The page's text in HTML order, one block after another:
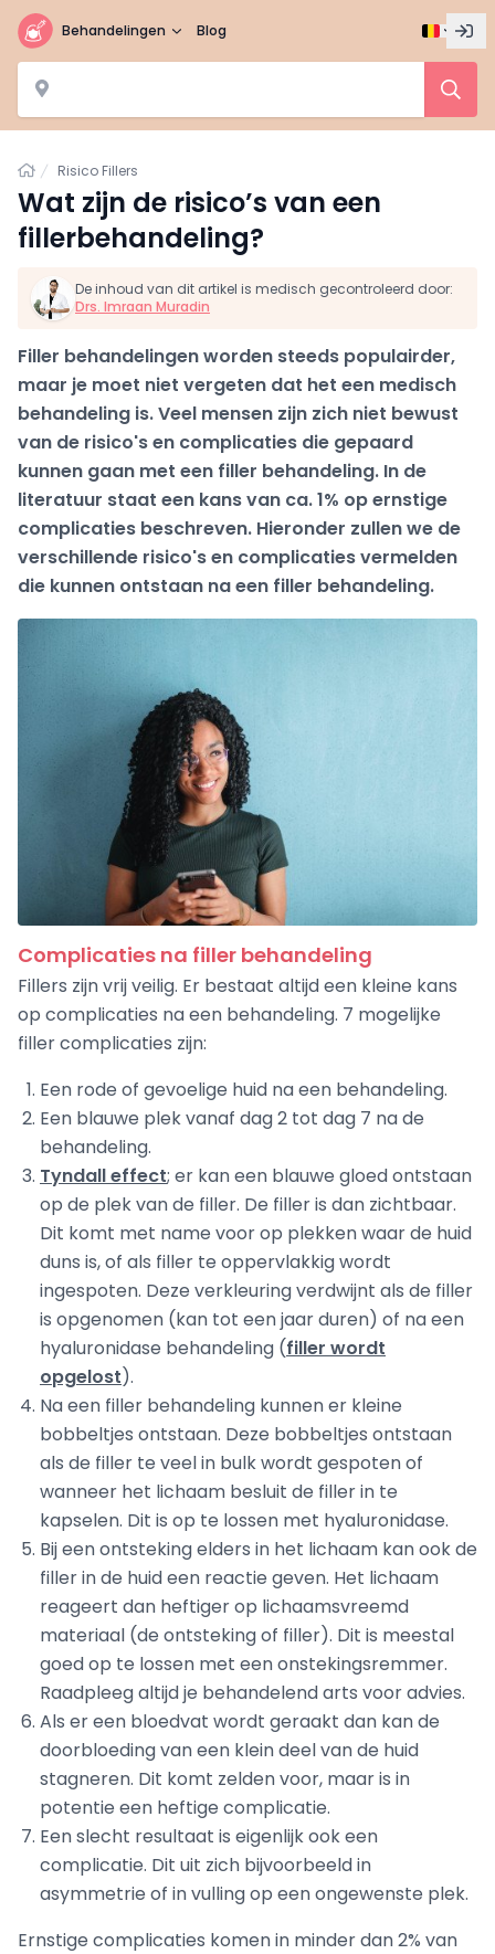
Behandelingen Blog
HomeRisico Fillers
Wat zijn de risico’s van een
fillerbehandeling?
De inhoud van dit artikel is medisch gecontroleerd door:
Drs. Imraan Muradin
Filler behandelingen worden steeds populairder,
maar je moet niet vergeten dat het een medisch
behandeling is. Veel mensen zijn zich niet bewust
van de risico's en complicaties die gepaard
kunnen gaan met een filler behandeling. In de
literatuur staat een kans van ca. 1% op ernstige
complicaties beschreven. Hieronder zullen we de
verschillende risico's en complicaties vermelden
die kunnen ontstaan na een filler behandeling.
Complicaties na filler behandeling
Fillers zijn vrij veilig. Er bestaat altijd een kleine kans
op complicaties na een behandeling. 7 mogelijke
filler complicaties zijn:
Een rode of gevoelige huid na een behandeling.
Een blauwe plek vanaf dag 2 tot dag 7 na de
behandeling.
Tyndall effect; er kan een blauwe gloed ontstaan
op de plek van de filler. De filler is dan zichtbaar.
Dit komt met name voor op plekken waar de huid
duns is, of als filler te oppervlakkig wordt
ingespoten. Deze verkleuring verdwijnt als de filler
is opgenomen (kan tot een jaar duren) of na een
hyaluronidase behandeling (filler wordt
opgelost).
Na een filler behandeling kunnen er kleine
bobbeltjes ontstaan. Deze bobbeltjes ontstaan
als de filler te veel in bulk wordt gespoten of
wanneer het lichaam besluit de filler in te
kapselen. Dit is op te lossen met hyaluronidase.
Bij een ontsteking elders in het lichaam kan ook de
filler in de huid een reactie geven. Het lichaam
reageert dan heftiger op lichaamsvreemd
materiaal (de ontsteking of filler). Dit is meestal
goed op te lossen met een onstekingsremmer.
Raadpleeg altijd je behandelend arts voor advies.
Als er een bloedvat wordt geraakt dan kan de
doorbloeding van een klein deel van de huid
stagneren. Dit komt zelden voor, maar is in
potentie een heftige complicatie.
Een slecht resultaat is eigenlijk ook een
complicatie. Dit uit zich bijvoorbeeld in
asymmetrie of in vulling op een ongewenste plek.
Ernstige complicaties komen in minder dan 2% van